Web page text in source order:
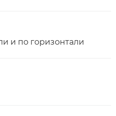
и по горизонтали